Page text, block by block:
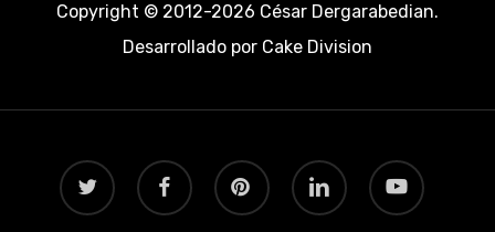
Copyright © 2012-2026 César Dergarabedian.
Desarrollado porCake Division
twitter facebook pinterest linkedin youtube